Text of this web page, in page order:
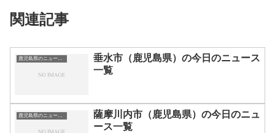
関連記事
鹿児島県のニュース一覧
垂水市（鹿児島県）の今日のニュース
一覧
鹿児島県のニュース一覧
薩摩川内市（鹿児島県）の今日のニュ
ース一覧